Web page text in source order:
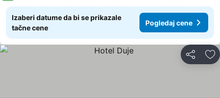
Izaberi datume da bi se prikazale
tačne cene
Pogledaj cene
Deli